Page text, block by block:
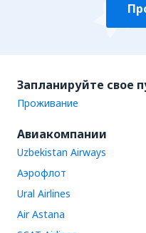
Запланируйте свое
Проживание
Авиакомпании
Uzbekistan Airways
Аэрофлот
Ural Airlines
Air Astana